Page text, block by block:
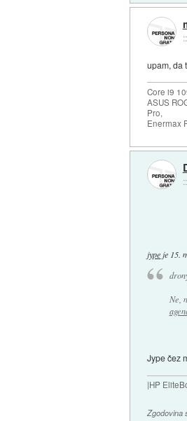
::
upam, da
Core i9
ASUS
Pro,
Enermax
::
jype je 15.
Ne,
Jype čez
|HP
Zgodovina